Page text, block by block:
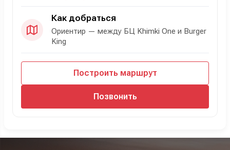
Как добраться
Ориентир — между БЦ Khimki One и Burger
King
Построить маршрут
Позвонить